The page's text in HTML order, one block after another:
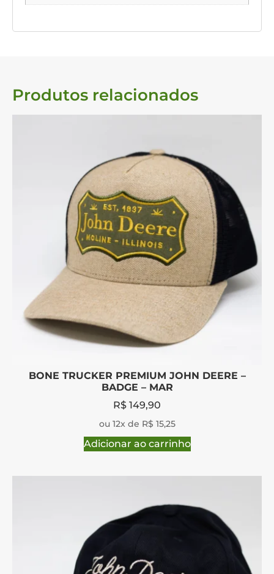
Produtos relacionados
BONE TRUCKER PREMIUM JOHN DEERE –
BADGE – MAR
R$ 149,90
ou 12x de R$ 15,25
Adicionar ao carrinho